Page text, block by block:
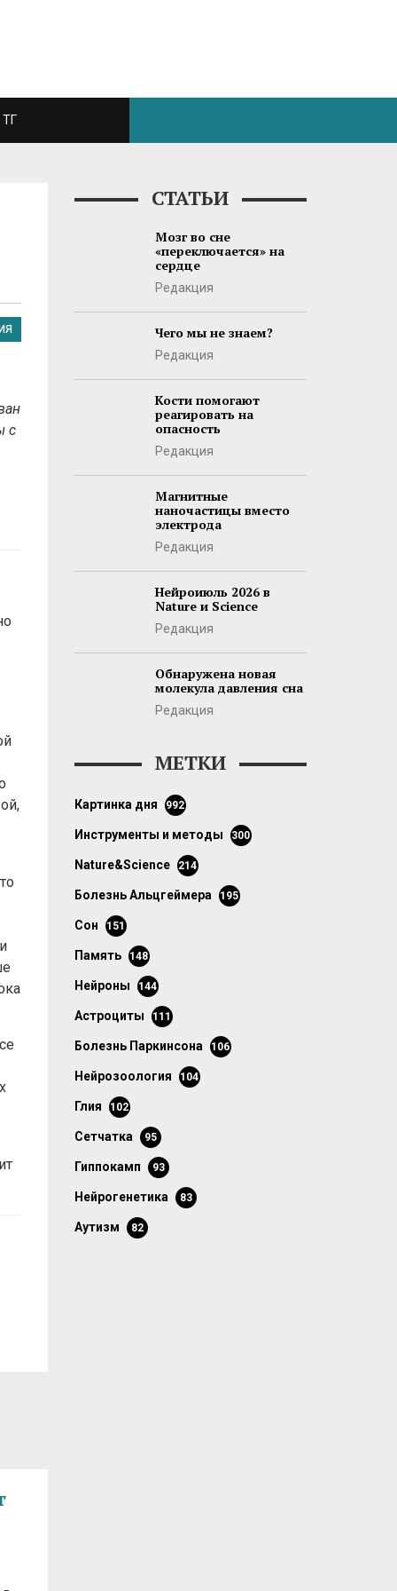
ТГ
с
СТАТЬИ
Мозг во сне
«переключается» на
сердце
Редакция
Чего мы не знаем?
Редакция
Кости помогают
реагировать на
опасность
Редакция
Магнитные
наночастицы вместо
электрода
Редакция
Нейроиюль 2026 в
Nature и Science
Редакция
Обнаружена новая
молекула давления сна
Редакция
МЕТКИ
картинка дня 992
инструменты и методы 300
Nature&Science 214
болезнь Альцгеймера 195
сон 151
память 148
нейроны 144
астроциты 111
болезнь Паркинсона 106
нейрозоология 104
глия 102
сетчатка 95
гиппокамп 93
нейрогенетика 83
аутизм 82